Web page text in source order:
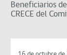
Beneficiarios
CRECE del